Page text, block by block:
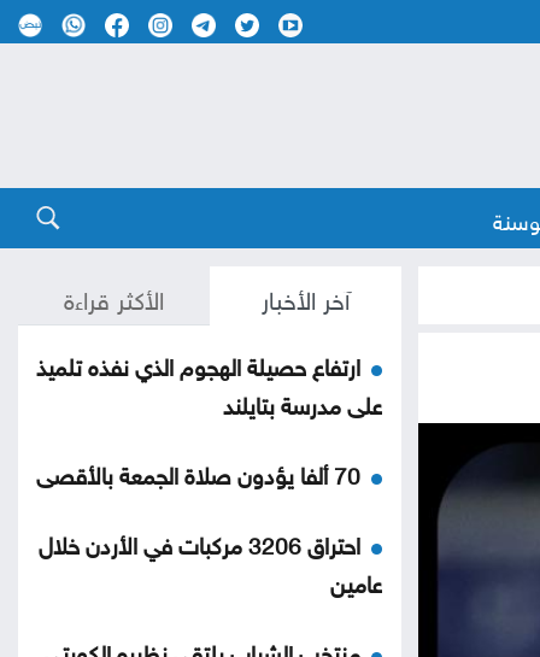
آخر الأخبار الأكثر قراءة
ارتفاع حصيلة الهجوم الذي نفذه تلميذ
على مدرسة بتايلند
70 ألفا يؤدون صلاة الجمعة بالأقصى
احتراق 3206 مركبات في الأردن خلال
عامين